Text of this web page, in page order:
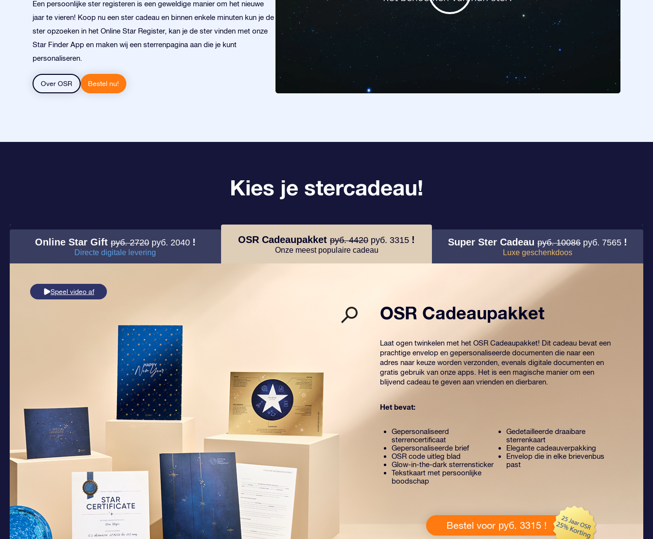
Een persoonlijke ster registeren is een geweldige manier om het nieuwe
jaar te vieren! Koop nu een ster cadeau en binnen enkele minuten kun je de
ster opzoeken in het Online Star Register, kan je de ster vinden met onze
Star Finder App en maken wij een sterrenpagina aan die je kunt
personaliseren.
Over OSR Bestel nu!
Kies je stercadeau!
Online Star Giftруб. 2720 руб. 2040 !
Directe digitale levering
OSR Cadeaupakket руб. 4420 руб. 3315 !
Onze meest populaire cadeau
Super Ster Cadeauруб. 10086 руб. 7565 !
Luxe geschenkdoos
Speel video af
OSR Cadeaupakket
Laat ogen twinkelen met het OSR Cadeaupakket! Dit cadeau bevat een
prachtige envelop en gepersonaliseerde documenten die naar een
adres naar keuze worden verzonden, evenals digitale documenten en
gratis gebruik van onze apps. Het is een magische manier om een
blijvend cadeau te geven aan vrienden en dierbaren.
Het bevat:
Gepersonaliseerd
sterrencertificaat
Gepersonaliseerde brief
OSR code uitleg blad
Glow-in-the-dark sterrensticker
Tekstkaart met persoonlijke
boodschap
Gedetailleerde draaibare
sterrenkaart
Elegante cadeauverpakking
Envelop die in elke brievenbus
past
Bestel voor руб. 3315 !